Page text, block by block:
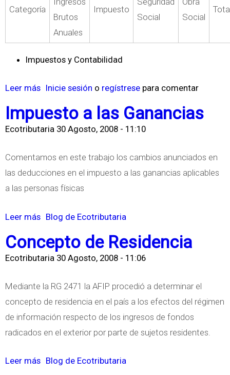
Categoría
Brutos
Anuales
Impuesto
Social
Social
Impuestos y Contabilidad
Leer más
b
r
t
o
n
e
l
M
Inicie sesión o regístrese para comentar
Impuesto a las Ganancias
Ecotributaria 30 Agosto, 2008 - 11:10
Comentamos en este trabajo los cambios anunciados en
las deducciones en el impuesto a las ganancias aplicables
a las personas físicas
Leer más
b
r
Blog de Ecotributaria
Concepto de Residencia
Ecotributaria 30 Agosto, 2008 - 11:06
Mediante la RG 2471 la AFIP procedió a determinar el
concepto de residencia en el país a los efectos del régimen
de información respecto de los ingresos de fondos
radicados en el exterior por parte de sujetos residentes.
Leer más Blog de Ecotributaria